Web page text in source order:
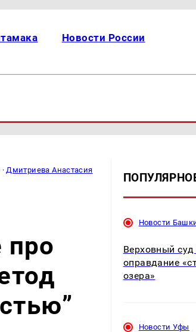
Новости России
Дмитриева Анастасия
про
Новости
Верховный
оправдание
озера»
Новости Уфы